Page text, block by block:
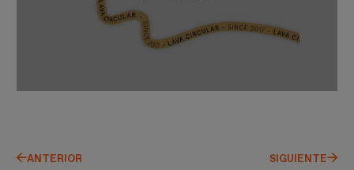
ANTERIOR SIGUIENTE